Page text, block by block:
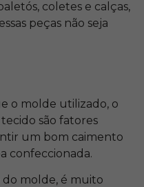
coletes e calças,
peças não seja
o molde utilizado, o
são fatores
um bom caimento
confeccionada.
molde, é muito